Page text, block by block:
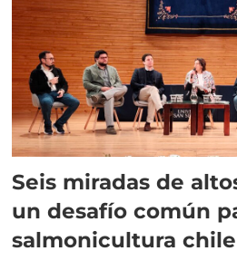
Seis miradas de
un desafío común
salmonicultura